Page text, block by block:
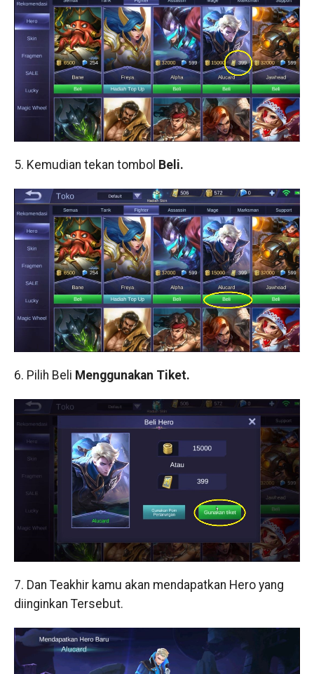
5. Kemudian tekan tombol Beli.
6. Pilih Beli Menggunakan Tiket.
7. Dan Teakhir kamu akan mendapatkan Hero yang
diinginkan Tersebut.